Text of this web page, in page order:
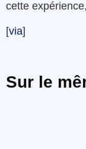
cette
[via]
Sur le